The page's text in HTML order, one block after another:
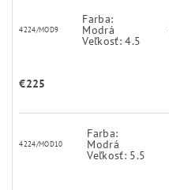
4224/MOD9
Farba:
Modrá
Veľkosť: 4.5
€225
4224/MOD10
Farba:
Modrá
Veľkosť: 5.5